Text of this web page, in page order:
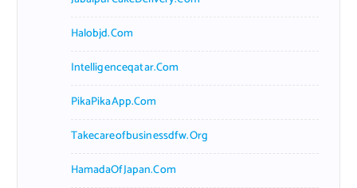
Halobjd.com
Intelligenceqatar.com
PikaPikaApp.com
Takecareofbusinessdfw.org
HamadaOfJapan.com